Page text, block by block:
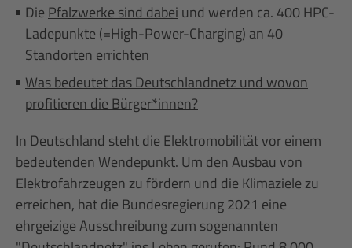
Die Pfalzwerke sind dabei und werden ca. 400 HPC-
Ladepunkte (=High-Power-Charging) an 40
Standorten errichten
Was bedeutet das Deutschlandnetz und wovon
profitieren die Bürger*innen?
In Deutschland steht die Elektromobilität vor einem
bedeutenden Wendepunkt. Um den Ausbau von
Elektrofahrzeugen zu fördern und die Klimaziele zu
erreichen, hat die Bundesregierung 2021 eine
ehrgeizige Ausschreibung zum sogenannten